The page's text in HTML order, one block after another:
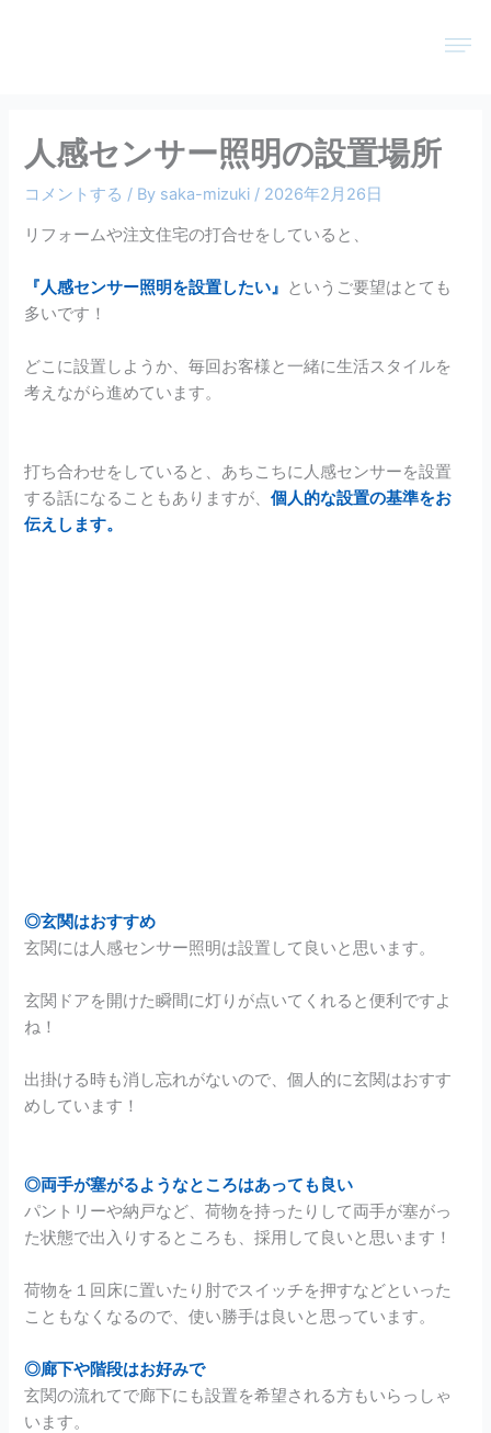
メ
ニ
人感センサー照明の設置場所
コメントする / By saka-mizuki / 2026年2月26日
リフォームや注文住宅の打合せをしていると、
『人感センサー照明を設置したい』 というご要望はとても
多いです！
どこに設置しようか、毎回お客様と一緒に生活スタイルを
考えながら進めています。
打ち合わせをしていると、あちこちに人感センサーを設置
する話になることもありますが、個人的な設置の基準をお
伝えします。
◎玄関はおすすめ
玄関には人感センサー照明は設置して良いと思います。
玄関ドアを開けた瞬間に灯りが点いてくれると便利ですよ
ね！
出掛ける時も消し忘れがないので、個人的に玄関はおすす
めしています！
◎両手が塞がるようなところはあっても良い
パントリーや納戸など、荷物を持ったりして両手が塞がっ
た状態で出入りするところも、採用して良いと思います！
荷物を１回床に置いたり肘でスイッチを押すなどといった
こともなくなるので、使い勝手は良いと思っています。
◎廊下や階段はお好みで
玄関の流れてで廊下にも設置を希望される方もいらっしゃ
います。